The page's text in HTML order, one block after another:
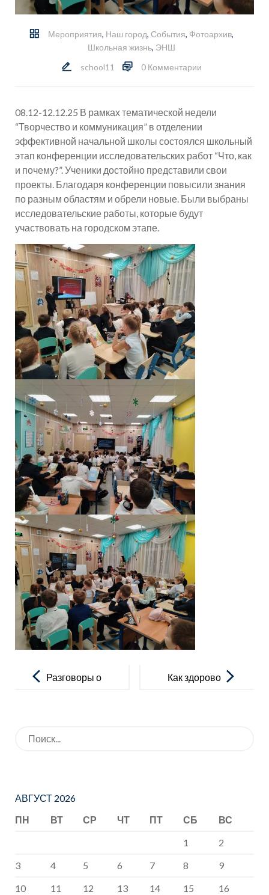
Мероприятия, Наш город, События, Фотоархив,
Школьная жизнь, ЭНШ
school11
0 Комментарии
08.12-12.12.25 В рамках тематической недели
“Творчество и коммуникация” в отделении
эффективной начальной школы состоялся школьный
этап конференции исследовательских работ “Что, как
и почему?”. Ученики достойно представили свои
проекты. Благодаря конференции повысили знания
по разным областям и обрели новые. Были выбраны
исследовательские работы, которые будут
участвовать на городском этапе.
записям
Разговоры о
Как здорово
Искать:
АВГУСТ 2026
ПН
ВТ СР ЧТ ПТ СБ
ВС
1
2
3
4 5 6 7 8
9
10
11 12 13 14 15
16